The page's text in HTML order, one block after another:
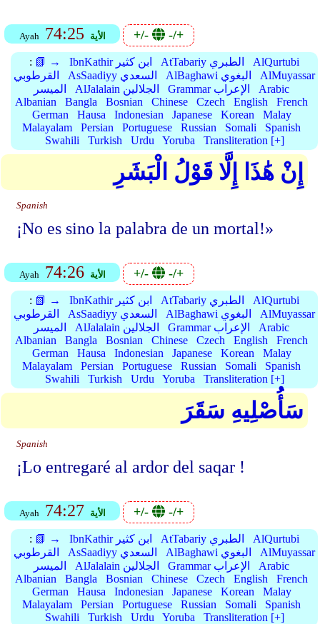
Ayah 74:25 الأية +/- -/+
: 📗 → IbnKathir ابن كثير AtTabariy الطبري
AlQurtubi
القرطوبي
AsSaadiyy السعدي AlBaghawi البغوي
AlMuyassar
الميسر
AlJalalain الجلالين Grammar الإعراب
Arabic
Albanian
Bangla Bosnian Chinese Czech English
French
German
Hausa Indonesian Japanese Korean
Malay
Malayalam
Persian Portuguese Russian Somali
Spanish
Swahili
Turkish Urdu Yoruba Transliteration [+]
إِنْ هَٰذَا إِلَّا قَوْلُ الْبَشَرِ
Spanish
¡No es sino la palabra de un mortal!»
Ayah 74:26 الأية +/- -/+
: 📗 → IbnKathir ابن كثير AtTabariy الطبري
AlQurtubi
القرطوبي
AsSaadiyy السعدي AlBaghawi البغوي
AlMuyassar
الميسر
AlJalalain الجلالين Grammar الإعراب
Arabic
Albanian
Bangla Bosnian Chinese Czech English
French
German
Hausa Indonesian Japanese Korean
Malay
Malayalam
Persian Portuguese Russian Somali
Spanish
Swahili
Turkish Urdu Yoruba Transliteration [+]
سَأُصْلِيهِ سَقَرَ
Spanish
¡Lo entregaré al ardor del saqar !
Ayah 74:27 الأية +/- -/+
: 📗 → IbnKathir ابن كثير AtTabariy الطبري
AlQurtubi
القرطوبي
AsSaadiyy السعدي AlBaghawi البغوي
AlMuyassar
الميسر
AlJalalain الجلالين Grammar الإعراب
Arabic
Albanian
Bangla Bosnian Chinese Czech English
French
German
Hausa Indonesian Japanese Korean
Malay
Malayalam
Persian Portuguese Russian Somali
Spanish
Swahili
Turkish Urdu Yoruba Transliteration [+]